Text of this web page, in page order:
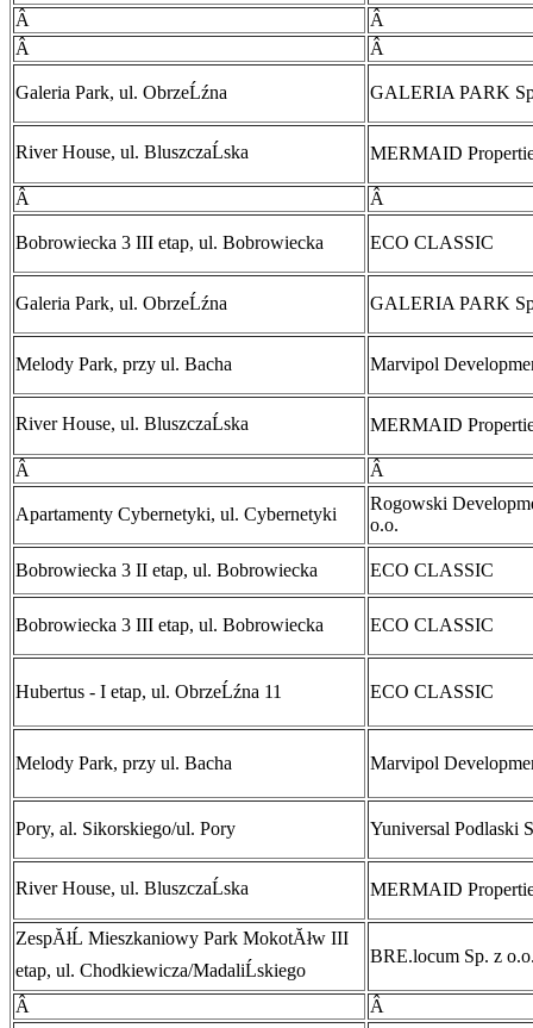
Â
Â
Â
Â
Galeria Park, ul. ObrzeĹźna GALERIA PARK
River House, ul. BluszczaĹska MERMAID
Â Â
Bobrowiecka 3 III etap, ul. Bobrowiecka ECO CLASSIC
Galeria Park, ul. ObrzeĹźna GALERIA PARK
Melody Park, przy ul. Bacha Marvipol
River House, ul. BluszczaĹska MERMAID
Â Â
Apartamenty Cybernetyki, ul. Cybernetyki
Rogowski
o.o.
Bobrowiecka 3 II etap, ul. Bobrowiecka ECO CLASSIC
Bobrowiecka 3 III etap, ul. Bobrowiecka ECO CLASSIC
Hubertus - I etap, ul. ObrzeĹźna 11 ECO CLASSIC
Melody Park, przy ul. Bacha Marvipol
Pory, al. Sikorskiego/ul. Pory Yuniversal Podlaski
River House, ul. BluszczaĹska MERMAID
ZespĂłĹ Mieszkaniowy Park MokotĂłw III
etap, ul. Chodkiewicza/MadaliĹskiego
BRE.locum Sp. z
Â Â